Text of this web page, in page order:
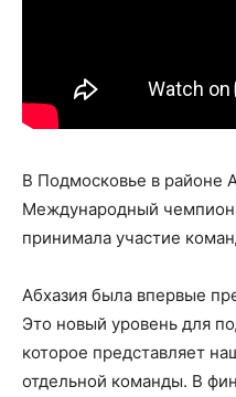
В Подмосковье в районе
Международный
принимала участие
Абхазия была впервые
Это новый уровень для
которое представляет
отдельной команды. В